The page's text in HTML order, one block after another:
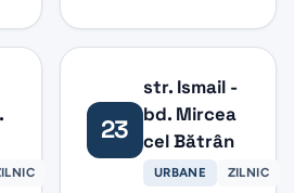
23
str. Ismail -
bd. Mircea
cel Bătrân
URBANE ZILNIC